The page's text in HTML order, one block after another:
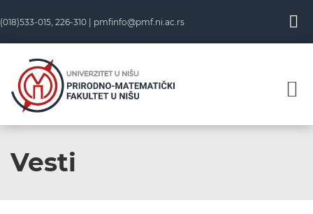
(018)533-015, 226-310 | pmfinfo@pmf.ni.ac.rs
Vesti